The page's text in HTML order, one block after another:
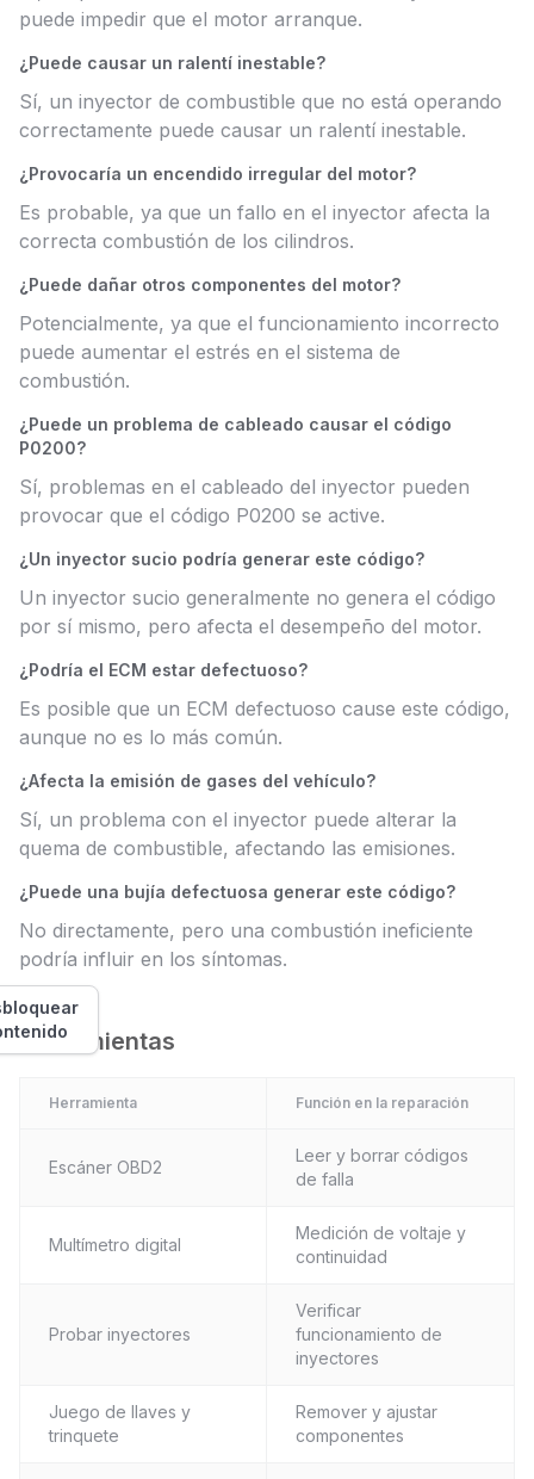
puede impedir que el motor arranque.
¿Puede causar un ralentí inestable?
Sí, un inyector de combustible que no está operando
correctamente puede causar un ralentí inestable.
¿Provocaría un encendido irregular del motor?
Es probable, ya que un fallo en el inyector afecta la
correcta combustión de los cilindros.
¿Puede dañar otros componentes del motor?
Potencialmente, ya que el funcionamiento incorrecto
puede aumentar el estrés en el sistema de
combustión.
¿Puede un problema de cableado causar el código
P0200?
Sí, problemas en el cableado del inyector pueden
provocar que el código P0200 se active.
¿Un inyector sucio podría generar este código?
Un inyector sucio generalmente no genera el código
por sí mismo, pero afecta el desempeño del motor.
¿Podría el ECM estar defectuoso?
Es posible que un ECM defectuoso cause este código,
aunque no es lo más común.
¿Afecta la emisión de gases del vehículo?
Sí, un problema con el inyector puede alterar la
quema de combustible, afectando las emisiones.
¿Puede una bujía defectuosa generar este código?
No directamente, pero una combustión ineficiente
podría influir en los síntomas.
Herramientas
Herramienta Función en la reparación
Escáner OBD2
Leer y borrar códigos
de falla
Multímetro digital
Medición de voltaje y
continuidad
Probar inyectores
Verificar
funcionamiento de
inyectores
Juego de llaves y
trinquete
Remover y ajustar
componentes